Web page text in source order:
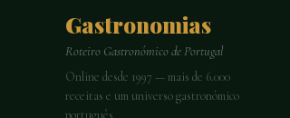
Gastronomias
Roteiro Gastronómico de Portugal
Online desde 1997 — mais de 6.000
receitas e um universo gastronómico